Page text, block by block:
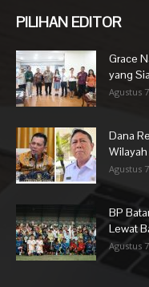
PILIHAN EDITOR
Grace
yang
Agustus
Dana
Agustus
BP
Lewat
Agustus